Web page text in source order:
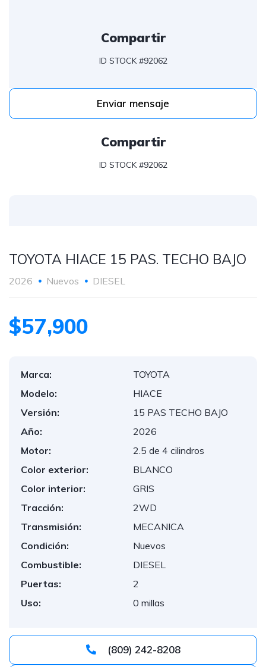
Compartir
ID STOCK #92062
Enviar mensaje
Compartir
ID STOCK #92062
TOYOTA HIACE 15 PAS. TECHO BAJO
2026 Nuevos DIESEL
$57,900
Marca:
TOYOTA
Modelo:
HIACE
Versión:
15 PAS TECHO BAJO
Año:
2026
Motor:
2.5 de 4 cilindros
Color exterior:
BLANCO
Color interior:
GRIS
Tracción:
2WD
Transmisión:
MECANICA
Condición:
Nuevos
Combustible:
DIESEL
Puertas:
2
Uso:
0 millas
(809) 242-8208